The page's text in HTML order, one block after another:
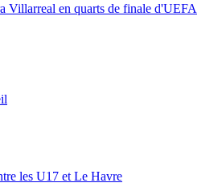
Villarreal en quarts de finale d'UEFA
les U17 et Le Havre